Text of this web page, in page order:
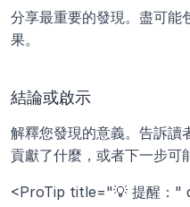
分享最重要的發現。盡可能
果。
結論或啟示
解釋您發現的意義。告訴讀
貢獻了什麼，或者下一步可
<ProTip title="💡 提醒："